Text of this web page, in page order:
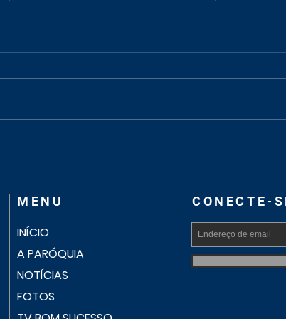
MENU
INÍCIO
A PARÓQUIA
NOTÍCIAS
FOTOS
CONECTE-